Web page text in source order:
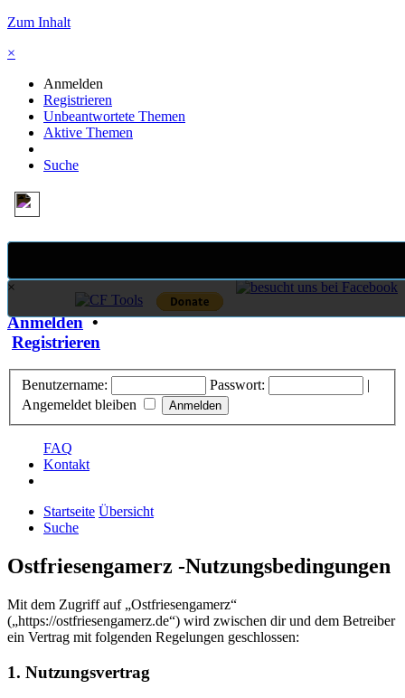
Zum Inhalt
×
Anmelden
Registrieren
Unbeantwortete Themen
Aktive Themen
Suche
×
Anmelden•
Registrieren
Benutzername: Passwort:
|
Angemeldet bleiben
FAQ
Kontakt
Startseite Übersicht
Suche
Ostfriesengamerz -Nutzungsbedingungen
Mit dem Zugriff auf „Ostfriesengamerz“
(„https://ostfriesengamerz.de“) wird zwischen dir und dem Betreiber
ein Vertrag mit folgenden Regelungen geschlossen:
1. Nutzungsvertrag